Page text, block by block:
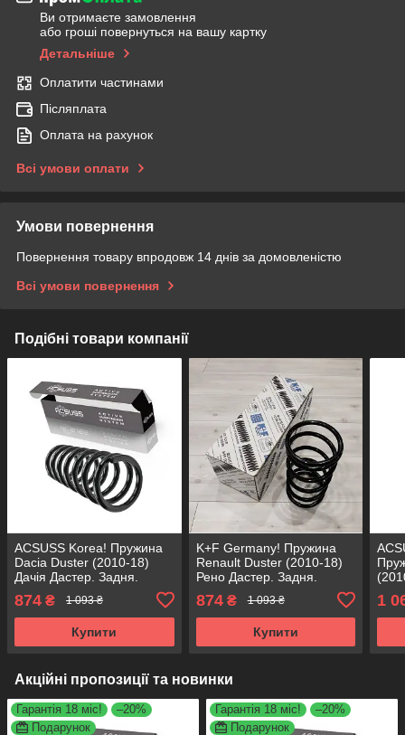
Ви отримаєте замовлення
або гроші повернуться на вашу картку
Детальніше
Оплатити частинами
Післяплата
Оплата на рахунок
Всі умови оплати
Умови повернення
Повернення товару впродовж 14 днів за домовленістю
Всі умови повернення
Подібні товари компанії
ACSUSS Korea! Пружина
Dacia Duster (2010-18)
Дачія Дастер. Задня.
994631. Аксусс Корея
874 ₴ 1 093 ₴
Купити
K+F Germany! Пружина
Renault Duster (2010-18)
Рено Дастер. Задня.
994631. К+Ф Німеччина
874₴ 1 093 ₴
Купити
1
Акційні пропозиції та новинки
Гарантія 18 міс!
–20%
Подарунок
Гарантія 18 міс!
–20%
Подарунок